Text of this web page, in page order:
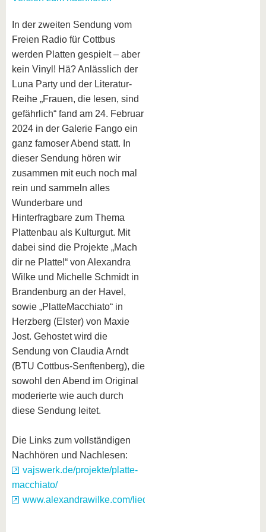
In der zweiten Sendung vom
Freien Radio für Cottbus
werden Platten gespielt – aber
kein Vinyl! Hä? Anlässlich der
Luna Party und der Literatur-
Reihe „Frauen, die lesen, sind
gefährlich“ fand am 24. Februar
2024 in der Galerie Fango ein
ganz famoser Abend statt. In
dieser Sendung hören wir
zusammen mit euch noch mal
rein und sammeln alles
Wunderbare und
Hinterfragbare zum Thema
Plattenbau als Kulturgut. Mit
dabei sind die Projekte „Mach
dir ne Platte!“ von Alexandra
Wilke und Michelle Schmidt in
Brandenburg an der Havel,
sowie „PlatteMacchiato“ in
Herzberg (Elster) von Maxie
Jost. Gehostet wird die
Sendung von Claudia Arndt
(BTU Cottbus-Senftenberg), die
sowohl den Abend im Original
moderierte wie auch durch
diese Sendung leitet.
Die Links zum vollständigen
Nachhören und Nachlesen:
vajswerk.de/projekte/platte-
macchiato/
www.alexandrawilke.com/lieder